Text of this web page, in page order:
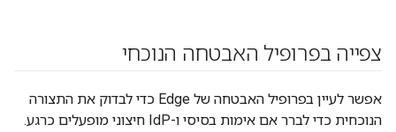
צפייה בפרופיל האבטחה הנוכחי
אפשר לעיין בפרופיל האבטחה של Edge כדי לבדוק את התצורה
הנוכחית כדי לברר אם אימות בסיסי ו-IdP חיצוני מופעלים כרגע.